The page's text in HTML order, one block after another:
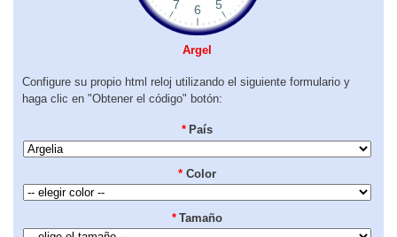
Argel
Configure su propio html reloj utilizando el siguiente formulario y
haga clic en "Obtener el código" botón:
* País
* Color
* Tamaño